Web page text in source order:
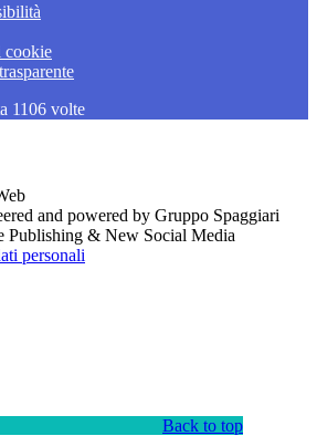
cookie
1106 volte
and powered by Gruppo Spaggiari
Publishing & New Social Media
personali
Back to top